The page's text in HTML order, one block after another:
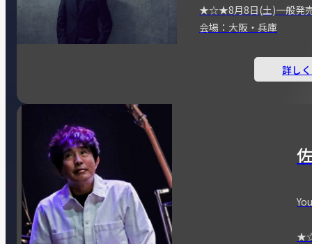
★☆★8月8日(土)一般
会場：大阪・兵庫
詳し